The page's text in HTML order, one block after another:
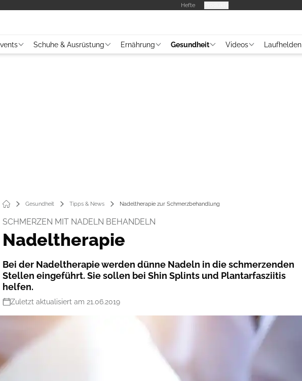
Hefte
Schuhe & Ausrüstung Ernährung Gesundheit Videos Laufhelden
Gesundheit Tipps & News Nadeltherapie zur Schmerzbehandlung
SCHMERZEN MIT NADELN BEHANDELN
Nadeltherapie
Bei der Nadeltherapie werden dünne Nadeln in die schmerzenden
Stellen eingeführt. Sie sollen bei Shin Splints und Plantarfasziitis
helfen.
Zuletzt aktualisiert am 21.06.2019